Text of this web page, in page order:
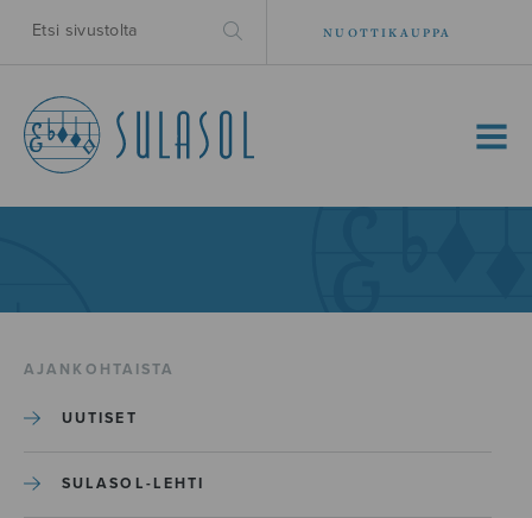
NUOTTIKAUPPA
MENU
AJANKOHTAISTA
UUTISET
SULASOL-LEHTI